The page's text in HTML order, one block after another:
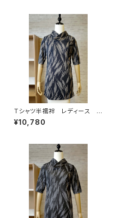
Tシャツ半襦袢 レディース
ペイント柄 ネイビー
¥10,780